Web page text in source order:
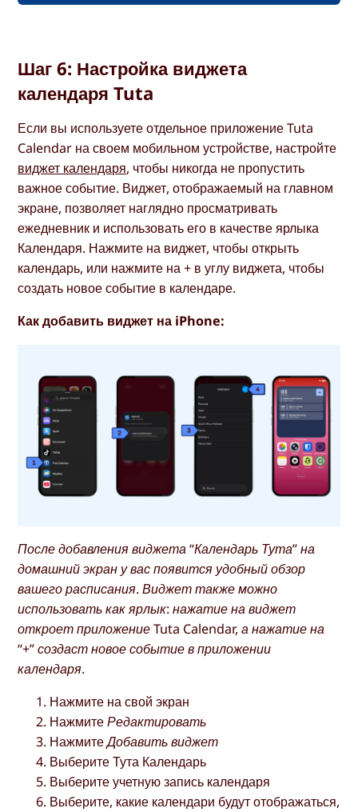
Шаг 6: Настройка виджета
календаря Tuta
Если вы используете отдельное приложение Tuta
Calendar на своем мобильном устройстве, настройте
виджет календаря, чтобы никогда не пропустить
важное событие. Виджет, отображаемый на главном
экране, позволяет наглядно просматривать
ежедневник и использовать его в качестве ярлыка
Календаря. Нажмите на виджет, чтобы открыть
календарь, или нажмите на + в углу виджета, чтобы
создать новое событие в календаре.
Как добавить виджет на iPhone:
После добавления виджета “Календарь Тута” на
домашний экран у вас появится удобный обзор
вашего расписания. Виджет также можно
использовать как ярлык: нажатие на виджет
откроет приложение Tuta Calendar, а нажатие на
“+” создаст новое событие в приложении
календаря.
Нажмите на свой экран
НажмитеРедактировать
НажмитеДобавить виджет
Выберите Тута Календарь
Выберите учетную запись календаря
Выберите, какие календари будут отображаться,